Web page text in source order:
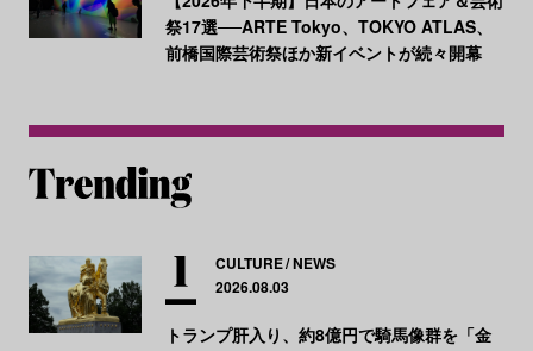
祭17選──ARTE Tokyo、TOKYO ATLAS、
前橋国際芸術祭ほか新イベントが続々開幕
CULTURE NEWS
2026.08.03
トランプ肝入り、約8億円で騎馬像群を「金